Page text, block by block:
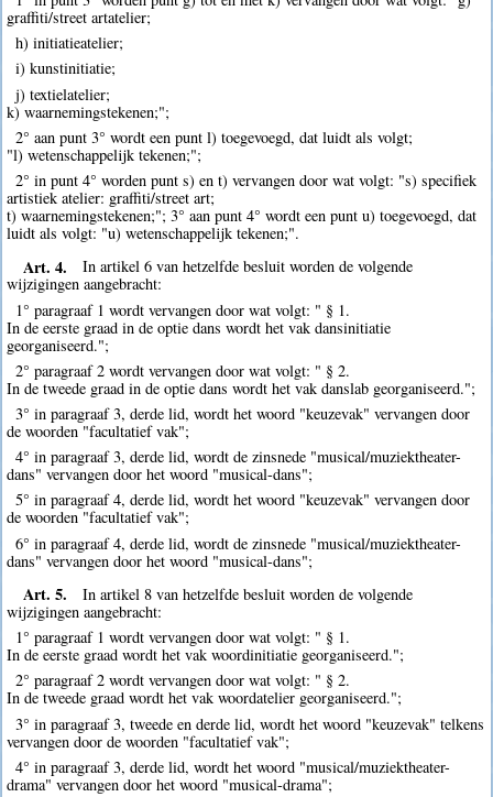
graffiti/street artatelier;
h) initiatieatelier;
i) kunstinitiatie;
j) textielatelier;
k) waarnemingstekenen;";
2° aan punt 3° wordt een punt l) toegevoegd, dat luidt als volgt;
"l) wetenschappelijk tekenen;";
2° in punt 4° worden punt s) en t) vervangen door wat volgt: "s) specifiek
artistiek atelier: graffiti/street art;
t) waarnemingstekenen;"; 3° aan punt 4° wordt een punt u) toegevoegd, dat
luidt als volgt: "u) wetenschappelijk tekenen;".
Art. 4.
In artikel 6 van hetzelfde besluit worden de volgende
wijzigingen aangebracht:
1° paragraaf 1 wordt vervangen door wat volgt: " § 1.
In de eerste graad in de optie dans wordt het vak dansinitiatie
georganiseerd.";
2° paragraaf 2 wordt vervangen door wat volgt: " § 2.
In de tweede graad in de optie dans wordt het vak danslab georganiseerd.";
3° in paragraaf 3, derde lid, wordt het woord "keuzevak" vervangen door
de woorden "facultatief vak";
4° in paragraaf 3, derde lid, wordt de zinsnede "musical/muziektheater-
dans" vervangen door het woord "musical-dans";
5° in paragraaf 4, derde lid, wordt het woord "keuzevak" vervangen door
de woorden "facultatief vak";
6° in paragraaf 4, derde lid, wordt de zinsnede "musical/muziektheater-
dans" vervangen door het woord "musical-dans";
Art. 5.
In artikel 8 van hetzelfde besluit worden de volgende
wijzigingen aangebracht:
1° paragraaf 1 wordt vervangen door wat volgt: " § 1.
In de eerste graad wordt het vak woordinitiatie georganiseerd.";
2° paragraaf 2 wordt vervangen door wat volgt: " § 2.
In de tweede graad wordt het vak woordatelier georganiseerd.";
3° in paragraaf 3, tweede en derde lid, wordt het woord "keuzevak" telkens
vervangen door de woorden "facultatief vak";
4° in paragraaf 3, derde lid, wordt het woord "musical/muziektheater-
drama" vervangen door het woord "musical-drama";